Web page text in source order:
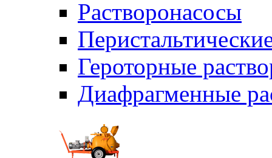
Растворонасосы
Героторные
Диафрагменные